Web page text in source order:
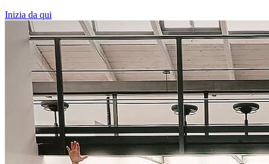
Inizia da qui